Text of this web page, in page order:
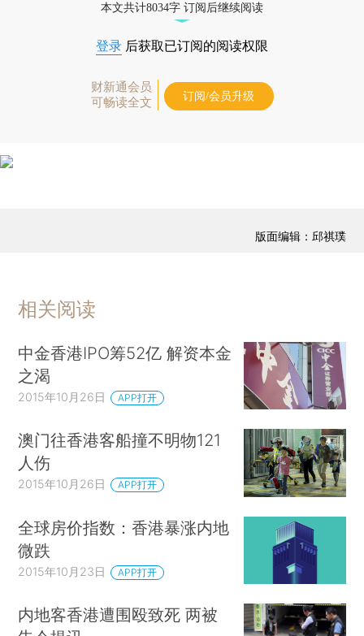
本文共计8034字 订阅后继续阅读
登录 后获取已订阅的阅读权限
财新通会员
可畅读全文
订阅/会员升级
版面编辑：邱祺璞
相关阅读
中金香港IPO筹52亿 解资本金
之渴
2015年10月26日 APP打开
澳门往香港客船撞不明物121
人伤
2015年10月26日 APP打开
全球房价指数：香港暴涨内地
微跌
2015年10月23日 APP打开
内地客香港遭围殴致死 两被